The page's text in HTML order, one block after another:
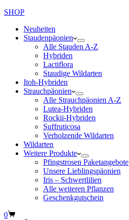
SHOP
Neuheiten
Staudenpäonien
Alle Stauden A-Z
Hybriden
Lactiflora
Staudige Wildarten
Itoh-Hybriden
Strauchpäonien
Alle Strauchpäonien A-Z
Lutea-Hybriden
Rockii-Hybriden
Suffruticosa
Verholzende Wildarten
Wildarten
Weitere Produkte
Pfingstrosen Paketangebote
Unsere Lieblingspäonien
Iris – Schwertlilien
Alle weiteren Pflanzen
Geschenkgutschein
Warenkorb
0